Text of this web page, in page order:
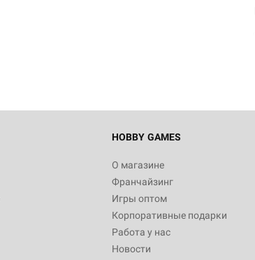
HOBBY GAMES
О магазине
Франчайзинг
Игры оптом
Корпоративные подарки
Работа у нас
Новости